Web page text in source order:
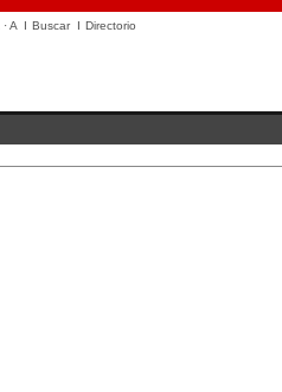
·A I BuscarI Directorio